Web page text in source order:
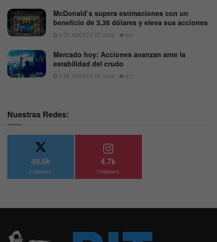
McDonald’s supera estimaciones con un
beneficio de 3,38 dólares y eleva sus acciones
4 DE AGOSTO DE 2026 561
Mercado hoy: Acciones avanzan ante la
estabilidad del crudo
5 DE AGOSTO DE 2026 577
Nuestras Redes:
49.6k
Followers
4.7k
Followers